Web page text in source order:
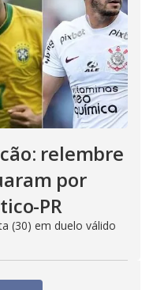
relembre
por
PR
(30) em duelo válido